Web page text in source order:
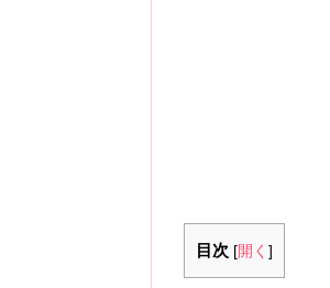
目次 [開く ]